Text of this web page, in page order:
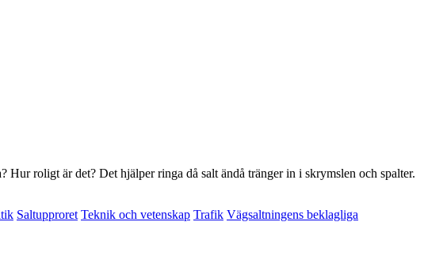
roligt är det? Det hjälper ringa då salt ändå tränger in i skrymslen och spalter.
Saltupproret Teknik och vetenskap Trafik Vägsaltningens beklagliga